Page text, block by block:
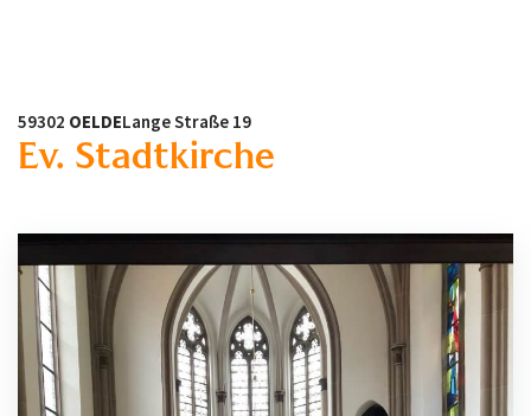
59302 OELDELange Straße 19
Ev. Stadtkirche